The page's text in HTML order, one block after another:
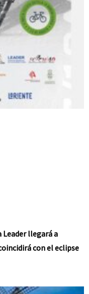
Leader llegará a
con el eclipse